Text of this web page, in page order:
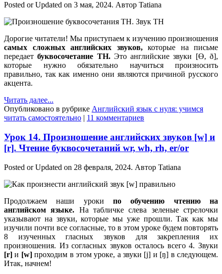
Posted or Updated on 3 мая, 2024. Автор Tatiana
Дорогие читатели! Мы приступаем к изучению произношения
самых сложных английских звуков, которые на письме
передает буквосочетание TH.Это английские звуки [Ө, ð],
которые нужно обязательно научиться произносить
правильно, так как именно они являются причиной русского
акцента.
Читать далее...
Опубликовано в рубрике Английский язык с нуля: учимся
читать самостоятельно
11 комментариев
Урок 14. Произношение английских звуков [w] и
[r]. Чтение буквосочетаний wr, wh, rh, er/or
Posted or Updated on 28 февраля, 2024. Автор Tatiana
Продолжаем наши уроки по обучению чтению на
английском языке. На табличке слева зеленые стрелочки
указывают на звуки, которые мы уже прошли. Так как мы
изучили почти все согласные, то в этом уроке будем повторять
8 изученных гласных звуков для закрепления их
произношения. Из согласных звуков осталось всего 4. Звуки
[r]и [w]проходим в этом уроке, а звуки [j] и [ŋ] в следующем.
Итак, начнем!